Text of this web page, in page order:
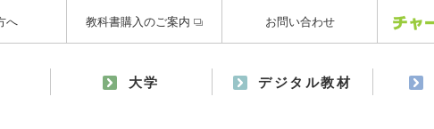
へ 教科書購入のご案内 お問い合わせ
大学 デジタル教材